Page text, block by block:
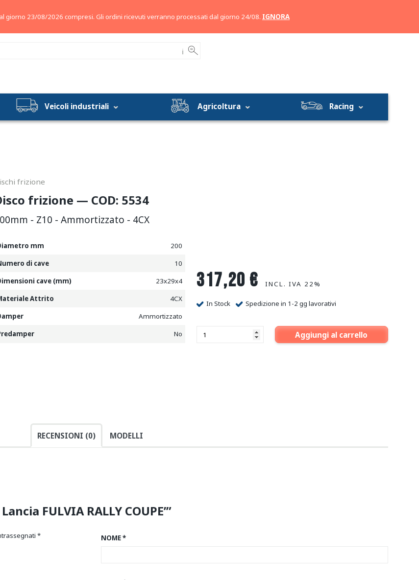
ℹ
Veicoli industriali Agricoltura Racing
frizione
frizione — COD: 5534
- Z10 - Ammortizzato - 4CX
mm
200
di cave
10
cave (mm)
23x29x4
Attrito
4CX
Ammortizzato
No
317,20 € INCL. IVA 22%
In Stock Spedizione in 1-2 gg lavorativi
Aggiungi al carrello
RECENSIONI (0) MODELLI
FULVIA RALLY COUPE’”
* NOME*
giorno 23/08/2026 compresi. Gli ordini ricevuti verranno processati dal giorno 24/08. IGNORA